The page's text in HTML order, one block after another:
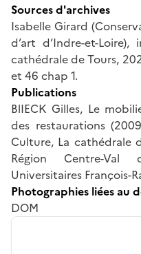
Sources d'archives
Isabelle Girard
d’art d’Indre-et-
cathédrale de Tours,
et 46 chap 1.
Publications
BlIECK Gilles, Le
des restaurations
Culture, La cathédrale
Région Centre-Val
Universitaires François-
Photographies liées au
DOM